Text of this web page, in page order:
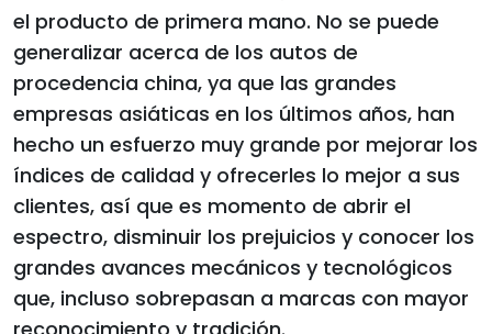
el producto de primera mano. No se puede
generalizar acerca de los autos de
procedencia china, ya que las grandes
empresas asiáticas en los últimos años, han
hecho un esfuerzo muy grande por mejorar los
índices de calidad y ofrecerles lo mejor a sus
clientes, así que es momento de abrir el
espectro, disminuir los prejuicios y conocer los
grandes avances mecánicos y tecnológicos
que, incluso sobrepasan a marcas con mayor